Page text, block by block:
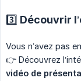
3️⃣ Découvrir
Vous n’avez pas
👉 Découvrez
vidéo de